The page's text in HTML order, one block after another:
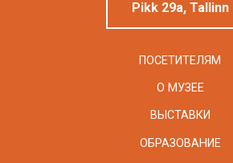
Pikk 29a, Tallinn
ПОСЕТИТЕЛЯМ
О МУЗЕЕ
ВЫСТАВКИ
ОБРАЗОВАНИЕ